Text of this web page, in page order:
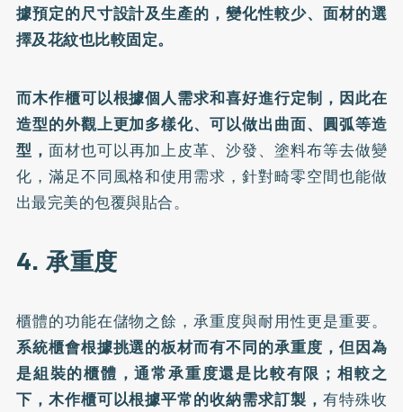
據預定的尺寸設計及生產的，變化性較少、面材的選
擇及花紋也比較固定。
而木作櫃可以根據個人需求和喜好進行定制，因此在
造型的外觀上更加多樣化、可以做出曲面、圓弧等造
型， 面材也可以再加上皮革、沙發、塗料布等去做變
化，滿足不同風格和使用需求，針對畸零空間也能做
出最完美的包覆與貼合。
4. 承重度
櫃體的功能在儲物之餘，承重度與耐用性更是重要。
系統櫃會根據挑選的板材而有不同的承重度，但因為
是組裝的櫃體，通常承重度還是比較有限；相較之
下，木作櫃可以根據平常的收納需求訂製， 有特殊收